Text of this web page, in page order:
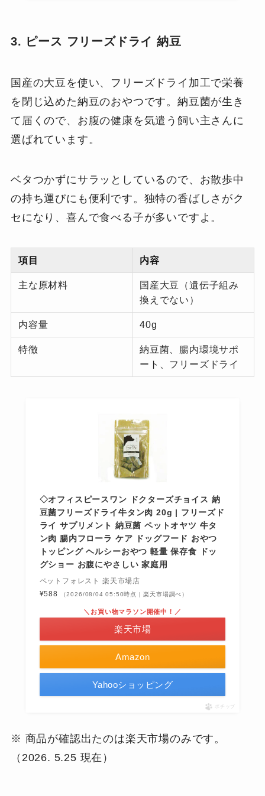
3. ピース フリーズドライ 納豆
国産の大豆を使い、フリーズドライ加工で栄養
を閉じ込めた納豆のおやつです。納豆菌が生き
て届くので、お腹の健康を気遣う飼い主さんに
選ばれています。
ベタつかずにサラッとしているので、お散歩中
の持ち運びにも便利です。独特の香ばしさがク
セになり、喜んで食べる子が多いですよ。
項目 内容
主な原材料
国産大豆（遺伝子組み
換えでない）
内容量 40g
特徴
納豆菌、腸内環境サポ
ート、フリーズドライ
◇オフィスピースワン ドクターズチョイス 納
豆菌フリーズドライ牛タン肉 20g | フリーズド
ライ サプリメント 納豆菌 ペットオヤツ 牛タ
ン肉 腸内フローラ ケア ドッグフード おやつ
トッピング ヘルシーおやつ 軽量 保存食 ドッ
グショー お腹にやさしい 家庭用
ペットフォレスト 楽天市場店
¥588
（2026/08/04 05:50時点 | 楽天市場調べ）
Amazon
＼お買い物マラソン開催中！／
楽天市場
Yahooショッピング
ポチップ
※ 商品が確認出たのは楽天市場のみです。
（2026. 5.25 現在）